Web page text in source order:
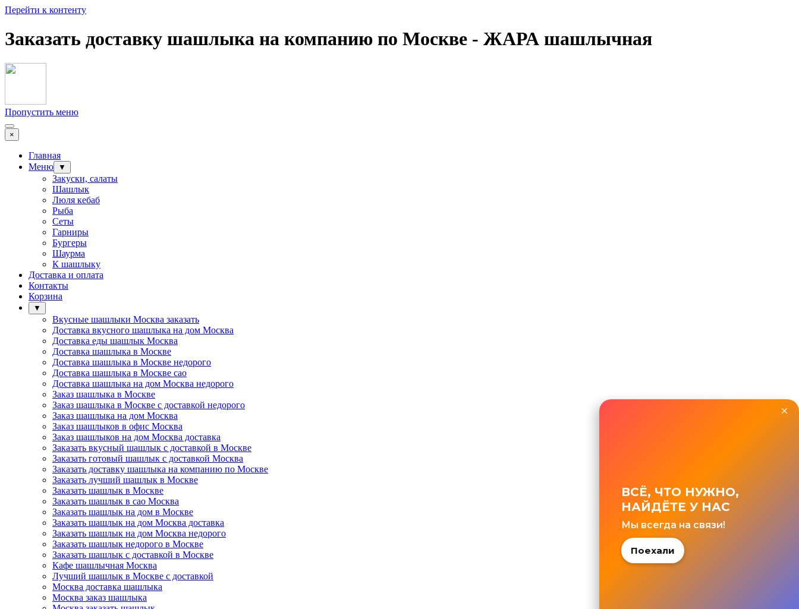
Перейти к контенту
Заказать доставку шашлыка на компанию по Москве - ЖАРА шашлычная
Пропустить меню
×
Главная
Меню
▼
Закуски, салаты
Шашлык
Люля кебаб
Рыба
Сеты
Гарниры
Бургеры
Шаурма
К шашлыку
Доставка и оплата
Контакты
Корзина
▼
Вкусные шашлыки Москва заказать
Доставка вкусного шашлыка на дом Москва
Доставка еды шашлык Москва
Доставка шашлыка в Москве
Доставка шашлыка в Москве недорого
Доставка шашлыка в Москве сао
Доставка шашлыка на дом Москва недорого
Заказ шашлыка в Москве
Заказ шашлыка в Москве с доставкой недорого
Заказ шашлыка на дом Москва
Заказ шашлыков в офис Москва
Заказ шашлыков на дом Москва доставка
Заказать вкусный шашлык с доставкой в Москве
Заказать готовый шашлык с доставкой Москва
Заказать доставку шашлыка на компанию по Москве
Заказать лучший шашлык в Москве
Заказать шашлык в Москве
Заказать шашлык в сао Москва
Заказать шашлык на дом в Москве
Заказать шашлык на дом Москва доставка
Заказать шашлык на дом Москва недорого
Заказать шашлык недорого в Москве
Заказать шашлык с доставкой в Москве
Кафе шашлычная Москва
Лучший шашлык в Москве с доставкой
Москва доставка шашлыка
Москва заказ шашлыка
×
ВСЁ, ЧТО НУЖНО,
НАЙДЁТЕ У НАС
Мы всегда на связи!
Поехали